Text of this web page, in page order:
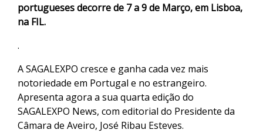
portugueses decorre de 7 a 9 de Março, em Lisboa,
na FIL.
.
A SAGALEXPO cresce e ganha cada vez mais
notoriedade em Portugal e no estrangeiro.
Apresenta agora a sua quarta edição do
SAGALEXPO News, com editorial do Presidente da
Câmara de Aveiro, José Ribau Esteves.